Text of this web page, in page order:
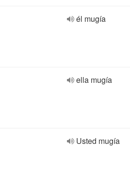
él mugía
ella mugía
Usted mugía